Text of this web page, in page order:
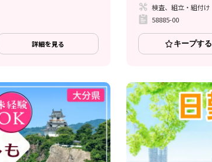
詳細を見る
検査、組立・組付け
58885-00
キープする